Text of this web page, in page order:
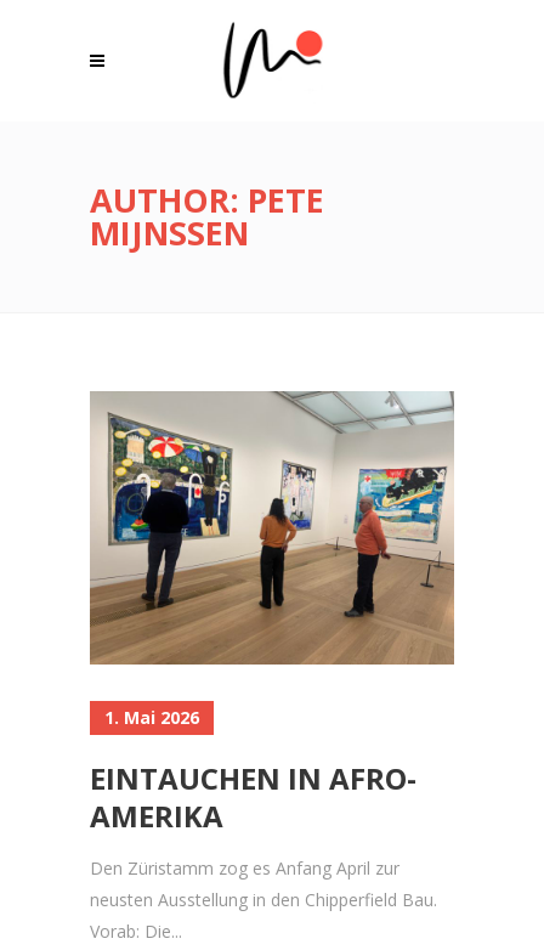
AUTHOR: PETE
MIJNSSEN
1. Mai 2026
EINTAUCHEN IN AFRO-
AMERIKA
Den Züristamm zog es Anfang April zur
neusten Ausstellung in den Chipperfield Bau.
Vorab: Die...